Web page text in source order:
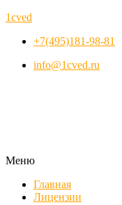
1cved
+7(495)181-98-81
info@1cved.ru
Меню
Главная
Лицензии